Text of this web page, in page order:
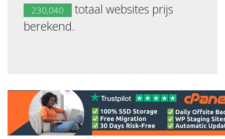
230,040
totaal websites prijs
berekend.